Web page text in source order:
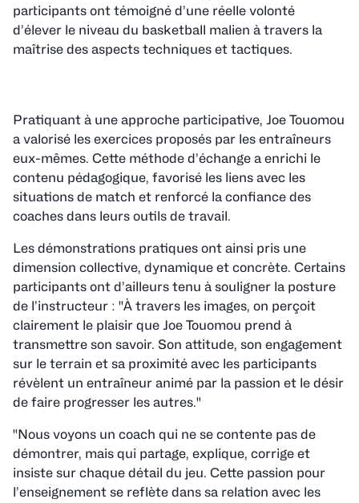
participants ont témoigné d’une réelle volonté
d’élever le niveau du basketball malien à travers la
maîtrise des aspects techniques et tactiques.
Pratiquant à une approche participative, Joe Touomou
a valorisé les exercices proposés par les entraîneurs
eux-mêmes. Cette méthode d’échange a enrichi le
contenu pédagogique, favorisé les liens avec les
situations de match et renforcé la confiance des
coaches dans leurs outils de travail.
Les démonstrations pratiques ont ainsi pris une
dimension collective, dynamique et concrète. Certains
participants ont d’ailleurs tenu à souligner la posture
de l’instructeur : "À travers les images, on perçoit
clairement le plaisir que Joe Touomou prend à
transmettre son savoir. Son attitude, son engagement
sur le terrain et sa proximité avec les participants
révèlent un entraîneur animé par la passion et le désir
de faire progresser les autres."
"Nous voyons un coach qui ne se contente pas de
démontrer, mais qui partage, explique, corrige et
insiste sur chaque détail du jeu. Cette passion pour
l’enseignement se reflète dans sa relation avec les